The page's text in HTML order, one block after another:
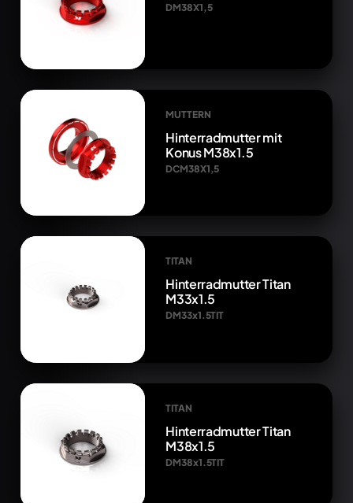
DM38X1,5
MUTTERN
Hinterradmutter mit
Konus M38x1.5
DCM38X1,5
TITAN
Hinterradmutter Titan
M33x1.5
DM33x1.5TIT
TITAN
Hinterradmutter Titan
M38x1.5
DM38x1.5TIT